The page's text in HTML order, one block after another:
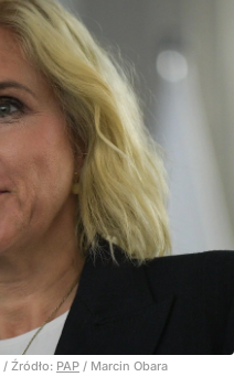
/ Źródło: PAP / Marcin Obara